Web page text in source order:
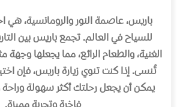
باريس، عاصمة النور والرومانسية، هي
للسياح في العالم. تجمع باريس بين
الغنية، والطعام الرائع، مما يجعلها وجهة
تُنسى. إذا كنت تنوي زيارة باريس، فإن
يمكن أن يجعل رحلتك أكثر سهولة